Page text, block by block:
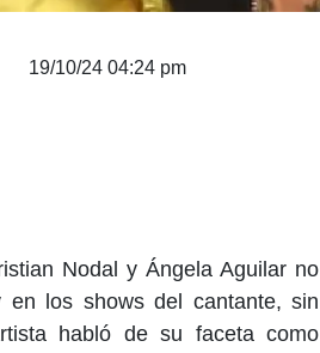
19/10/24 04:24 pm
Nodal y Ángela Aguilar no
los shows del cantante, sin
habló de su faceta como